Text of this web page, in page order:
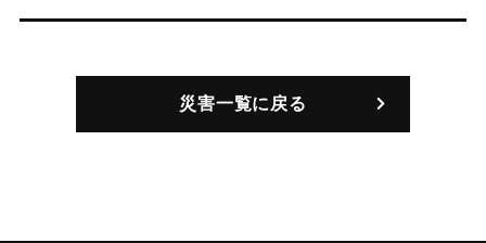
災害一覧に戻る